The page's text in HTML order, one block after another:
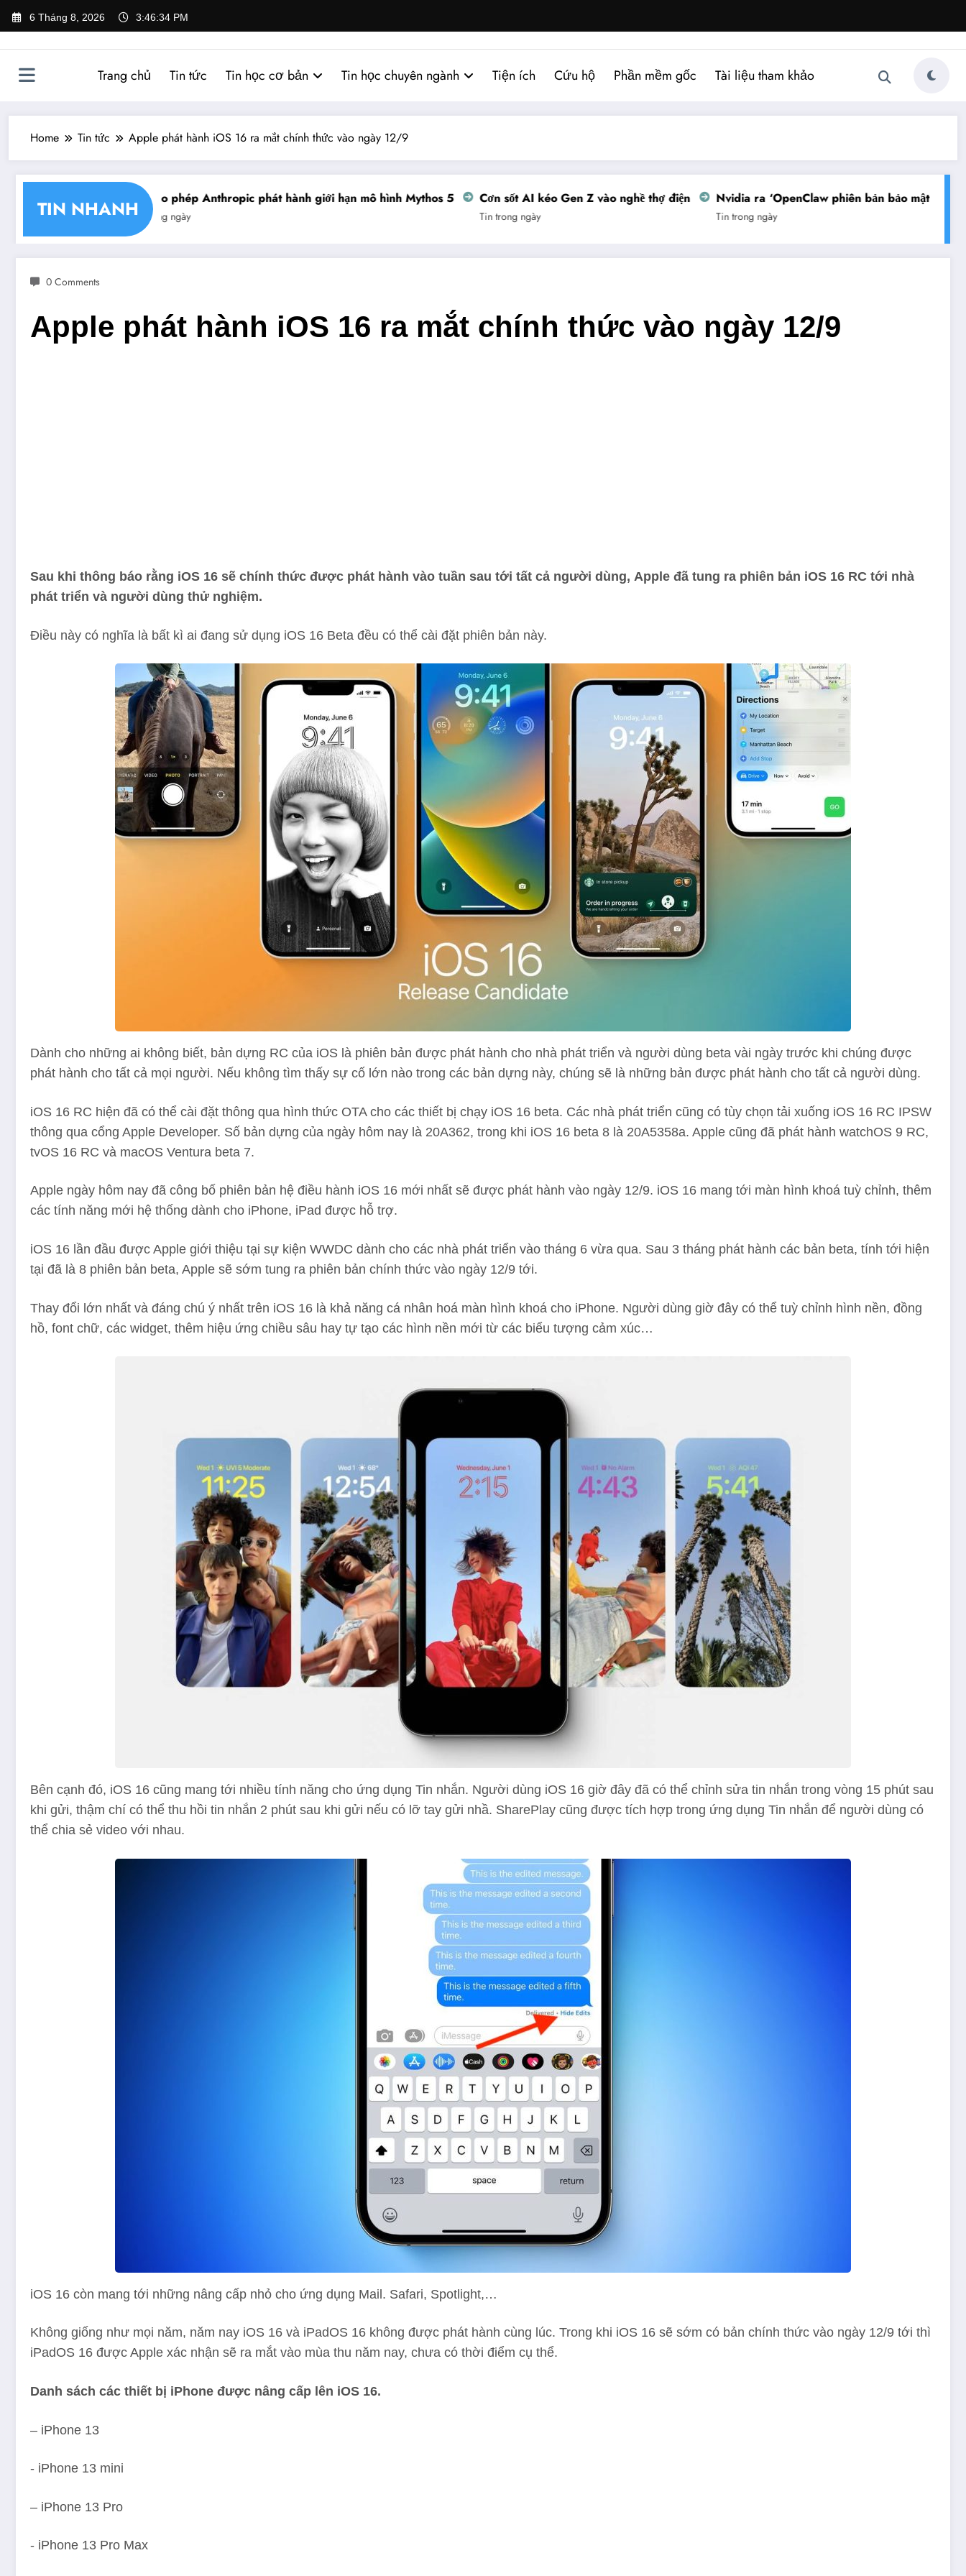
6 Tháng 8, 2026 3:46:35 PM
Trang chủ Tin tức Tin học cơ bản Tin học chuyên ngành Tiện ích Cứu hộ Phần mềm gốc Tài liệu tham khảo
Home Tin tức Apple phát hành iOS 16 ra mắt chính thức vào ngày 12/9
TIN NHANH
chữ ký số Mỹ cho phép Anthropic phát hành giới hạn mô hình Mythos 5
Tin trong ngày
Cơn sốt AI kéo Gen Z vào nghề thợ điện
Tin trong ngày
Nvidia ra ‘OpenClaw phiên bản bảo mật’
Tin trong ngày
0 Comments
Apple phát hành iOS 16 ra mắt chính thức vào ngày 12/9
Sau khi thông báo rằng iOS 16 sẽ chính thức được phát hành vào tuần sau tới tất cả người dùng, Apple đã tung ra phiên bản iOS 16 RC tới nhà
phát triển và người dùng thử nghiệm.
Điều này có nghĩa là bất kì ai đang sử dụng iOS 16 Beta đều có thể cài đặt phiên bản này.
Dành cho những ai không biết, bản dựng RC của iOS là phiên bản được phát hành cho nhà phát triển và người dùng beta vài ngày trước khi chúng được
phát hành cho tất cả mọi người. Nếu không tìm thấy sự cố lớn nào trong các bản dựng này, chúng sẽ là những bản được phát hành cho tất cả người dùng.
iOS 16 RC hiện đã có thể cài đặt thông qua hình thức OTA cho các thiết bị chạy iOS 16 beta. Các nhà phát triển cũng có tùy chọn tải xuống iOS 16 RC IPSW
thông qua cổng Apple Developer. Số bản dựng của ngày hôm nay là 20A362, trong khi iOS 16 beta 8 là 20A5358a. Apple cũng đã phát hành watchOS 9 RC,
tvOS 16 RC và macOS Ventura beta 7.
Apple ngày hôm nay đã công bố phiên bản hệ điều hành iOS 16 mới nhất sẽ được phát hành vào ngày 12/9. iOS 16 mang tới màn hình khoá tuỳ chỉnh, thêm
các tính năng mới hệ thống dành cho iPhone, iPad được hỗ trợ.
iOS 16 lần đầu được Apple giới thiệu tại sự kiện WWDC dành cho các nhà phát triển vào tháng 6 vừa qua. Sau 3 tháng phát hành các bản beta, tính tới hiện
tại đã là 8 phiên bản beta, Apple sẽ sớm tung ra phiên bản chính thức vào ngày 12/9 tới.
Thay đổi lớn nhất và đáng chú ý nhất trên iOS 16 là khả năng cá nhân hoá màn hình khoá cho iPhone. Người dùng giờ đây có thể tuỳ chỉnh hình nền, đồng
hồ, font chữ, các widget, thêm hiệu ứng chiều sâu hay tự tạo các hình nền mới từ các biểu tượng cảm xúc…
Bên cạnh đó, iOS 16 cũng mang tới nhiều tính năng cho ứng dụng Tin nhắn. Người dùng iOS 16 giờ đây đã có thể chỉnh sửa tin nhắn trong vòng 15 phút sau
khi gửi, thậm chí có thể thu hồi tin nhắn 2 phút sau khi gửi nếu có lỡ tay gửi nhầ. SharePlay cũng được tích hợp trong ứng dụng Tin nhắn để người dùng có
thể chia sẻ video với nhau.
iOS 16 còn mang tới những nâng cấp nhỏ cho ứng dụng Mail. Safari, Spotlight,…
Không giống như mọi năm, năm nay iOS 16 và iPadOS 16 không được phát hành cùng lúc. Trong khi iOS 16 sẽ sớm có bản chính thức vào ngày 12/9 tới thì
iPadOS 16 được Apple xác nhận sẽ ra mắt vào mùa thu năm nay, chưa có thời điểm cụ thể.
Danh sách các thiết bị iPhone được nâng cấp lên iOS 16.
– iPhone 13
‌- iPhone 13‌ mini
– iPhone 13 Pro
‌- iPhone 13 Pro‌ Max